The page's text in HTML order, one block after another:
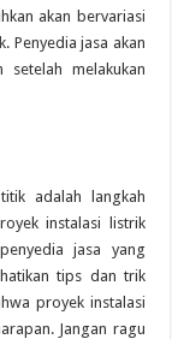
akan bervariasi
Penyedia jasa akan
melakukan
adalah langkah
instalasi listrik
jasa yang
tips dan trik
proyek instalasi
Jangan ragu